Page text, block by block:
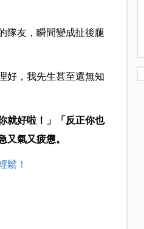
隊友，瞬間變成扯後腿
好，我先生甚至還無知
就好啦！」「反正你也
氣又疲憊。
鬆！